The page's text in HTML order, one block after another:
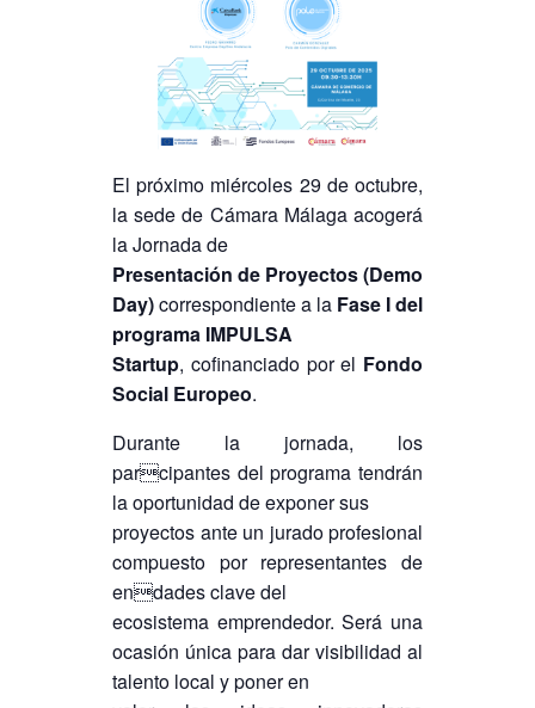
El próximo miércoles 29 de octubre,
la sede de Cámara Málaga acogerá
la Jornada de
Presentación de Proyectos (Demo
Day)correspondiente a la Fase I del
programa IMPULSA
Startup, cofinanciado por el Fondo
Social Europeo.
Durante la jornada, los
parcipantes del programa tendrán
la oportunidad de exponer sus
proyectos ante un jurado profesional
compuesto por representantes de
endades clave del
ecosistema emprendedor. Será una
ocasión única para dar visibilidad al
talento local y poner en